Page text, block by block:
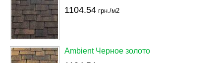
1104.54 грн./м2
Ambient Черное золото